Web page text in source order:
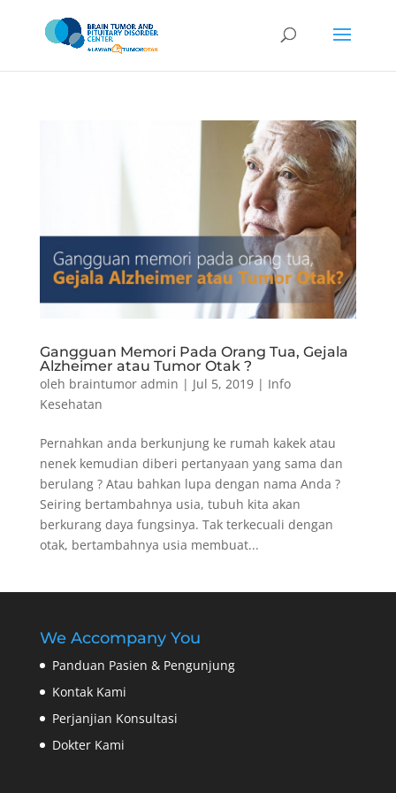
Gangguan Memori Pada Orang Tua, Gejala
Alzheimer atau Tumor Otak ?
oleh braintumor admin | Jul 5, 2019| Info
Kesehatan
Pernahkan anda berkunjung ke rumah kakek atau
nenek kemudian diberi pertanyaan yang sama dan
berulang ? Atau bahkan lupa dengan nama Anda ?
Seiring bertambahnya usia, tubuh kita akan
berkurang daya fungsinya. Tak terkecuali dengan
otak, bertambahnya usia membuat...
We Accompany You
Panduan Pasien & Pengunjung
Kontak Kami
Perjanjian Konsultasi
Dokter Kami